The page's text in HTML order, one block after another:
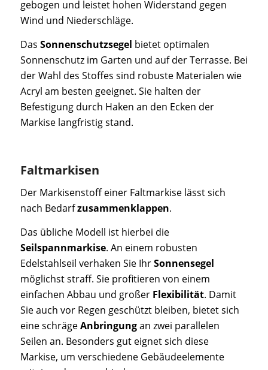
gebogen und leistet hohen Widerstand gegen
Wind und Niederschläge.
Das Sonnenschutzsegel bietet optimalen
Sonnenschutz im Garten und auf der Terrasse. Bei
der Wahl des Stoffes sind robuste Materialen wie
Acryl am besten geeignet. Sie halten der
Befestigung durch Haken an den Ecken der
Markise langfristig stand.
Faltmarkisen
Der Markisenstoff einer Faltmarkise lässt sich
nach Bedarfzusammenklappen.
Das übliche Modell ist hierbei die
Seilspannmarkise. An einem robusten
Edelstahlseil verhaken Sie IhrSonnensegel
möglichst straff. Sie profitieren von einem
einfachen Abbau und großer Flexibilität. Damit
Sie auch vor Regen geschützt bleiben, bietet sich
eine schrägeAnbringungan zwei parallelen
Seilen an. Besonders gut eignet sich diese
Markise, um verschiedene Gebäudeelemente